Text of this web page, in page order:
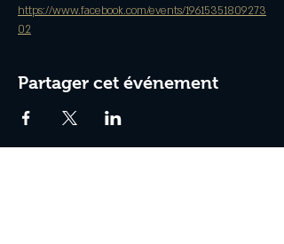
https://www.facebook.com/events/19615351809273
02
Partager cet événement